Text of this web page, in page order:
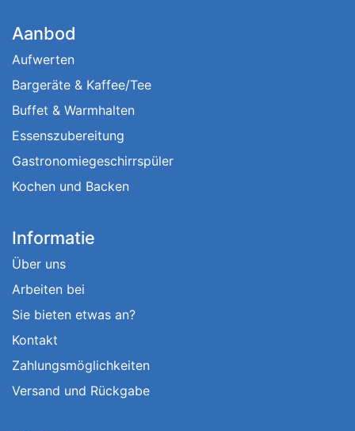
Aanbod
Aufwerten
Bargeräte & Kaffee/Tee
Buffet & Warmhalten
Essenszubereitung
Gastronomiegeschirrspüler
Kochen und Backen
Informatie
Über uns
Arbeiten bei
Sie bieten etwas an?
Kontakt
Zahlungsmöglichkeiten
Versand und Rückgabe